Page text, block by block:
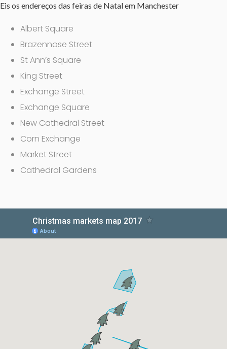
Eis os endereços das feiras de Natal em Manchester
Albert Square
Brazennose Street
St Ann’s Square
King Street
Exchange Street
Exchange Square
New Cathedral Street
Corn Exchange
Market Street
Cathedral Gardens